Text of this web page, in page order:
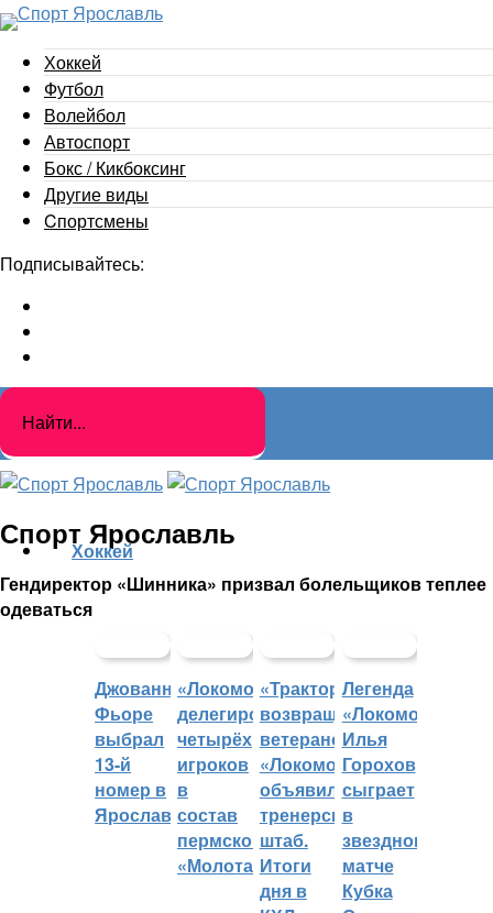
Хоккей
Футбол
Волейбол
Автоспорт
Бокс / Кикбоксинг
Другие виды
Cпортсмены
Подписывайтесь:
Спорт Ярославль
Гендиректор «Шинника» призвал болельщиков теплее
одеваться
Хоккей
Джованни
Фьоре
выбрал
13-й
номер в
Ярославле
«Локомотив»
делегировал
четырёх
игроков
в
состав
пермского
«Молота»
«Трактор»
возвращает
ветеранов,
«Локомотив»
объявил
тренерский
штаб.
Итоги
дня в
Легенда
«Локомотива»
Илья
Горохов
сыграет
в
звездном
матче
Кубка